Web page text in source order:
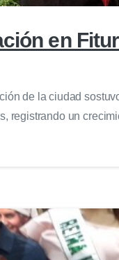
en
de la ciudad
registrando un